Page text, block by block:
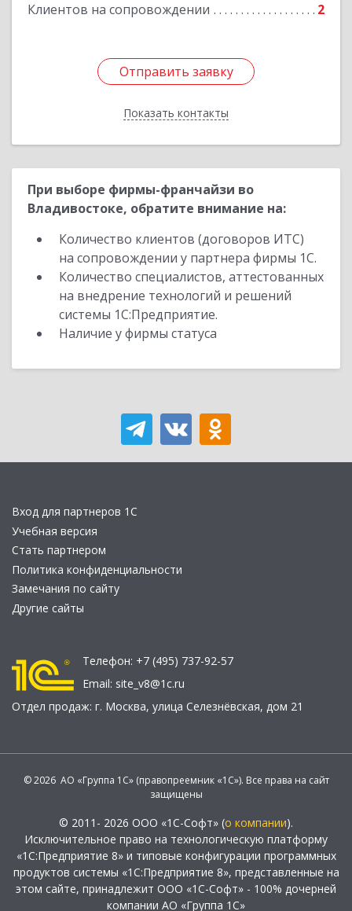
Клиентов на сопровождении 2
Отправить заявку
Показать контакты
Отправить заявку
Назад
При выборе фирмы-франчайзи во
Владивостоке, обратите внимание на:
Количество клиентов (договоров ИТС)
на сопровождении у партнера фирмы 1С.
Количество специалистов, аттестованных
на внедрение технологий и решений
системы 1С:Предприятие.
Наличие у фирмы статуса
Вход для партнеров 1С
Учебная версия
Стать партнером
Политика конфиденциальности
Замечания по сайту
Другие сайты
Телефон: +7 (495) 737-92-57
Email: site_v8@1c.ru
Отдел продаж: г. Москва, улица Селезнёвская, дом 21
© 2026 АО «Группа 1С» (правопреемник «1С»). Все права на сайт
защищены
© 2011- 2026 ООО «1С-Софт» (о компании).
Исключительное право на технологическую платформу
«1С:Предприятие 8» и типовые конфигурации программных
продуктов системы «1С:Предприятие 8», представленные на
этом сайте, принадлежит ООО «1С-Софт» - 100% дочерней
компании АО «Группа 1С»